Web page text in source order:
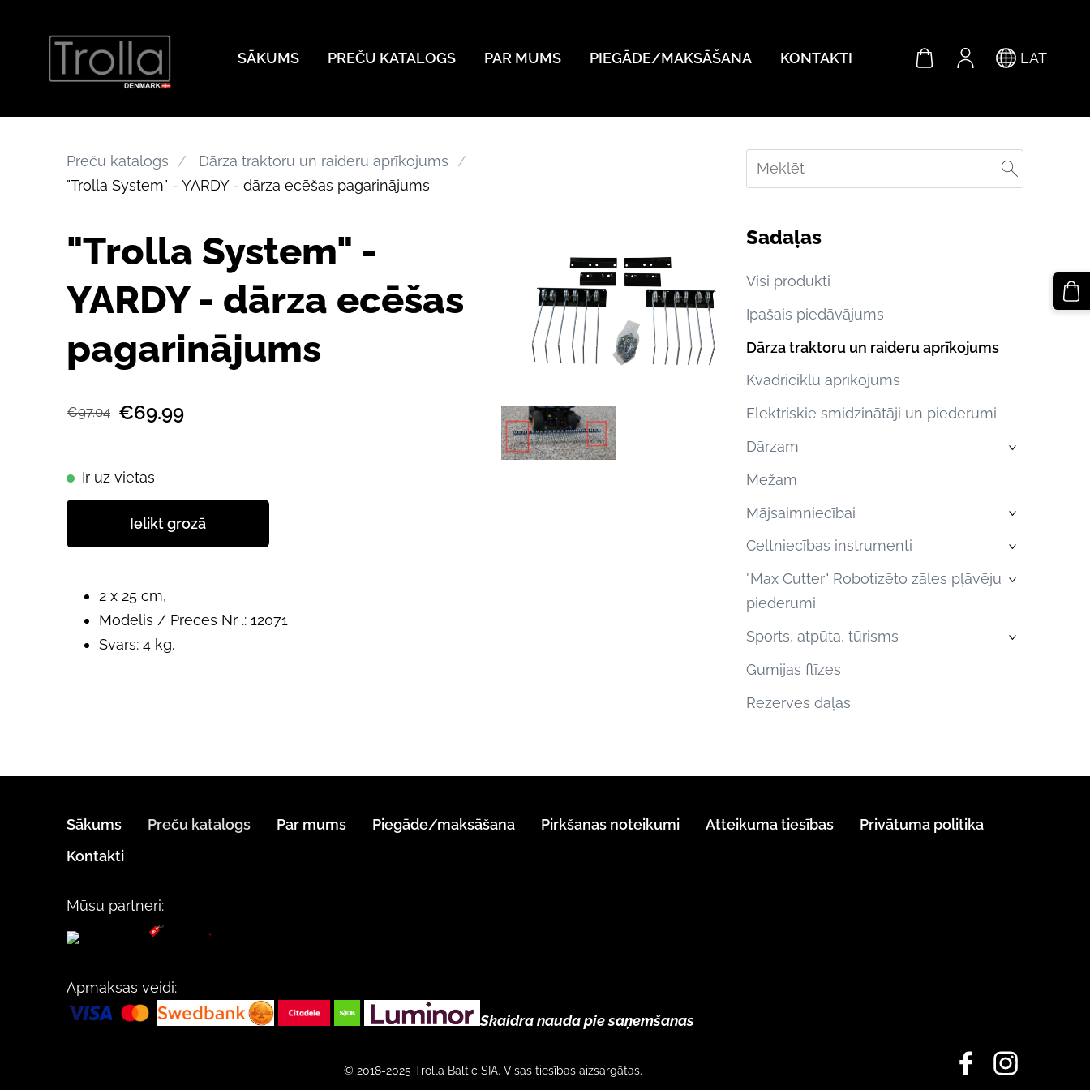
SĀKUMS PREČU KATALOGS PAR MUMS PIEGĀDE/MAKSĀŠANA KONTAKTI LAT
Sadaļas
Visi produkti
Īpašais piedāvājums
Dārza traktoru un raideru aprīkojums
Kvadriciklu aprīkojums
Elektriskie smidzinātāji un piederumi
Dārzam
›
Mežam
Mājsaimniecībai
›
Celtniecības instrumenti ›
"Max Cutter" Robotizēto zāles pļāvēju
piederumi
›
Sports, atpūta, tūrisms ›
Gumijas flīzes
Rezerves daļas
Preču katalogs
Dārza traktoru un raideru aprīkojums
"Trolla System" - YARDY - dārza ecēšas pagarinājums
"Trolla System" -
YARDY - dārza ecēšas
pagarinājums
€97.04 €69.99
Ir uz vietas
Ielikt grozā
2 x 25 cm,
Modelis / Preces Nr .: 12071
Svars: 4 kg.
Sākums Preču katalogs Par mums Piegāde/maksāšana Pirkšanas noteikumi Atteikuma tiesības
Privātuma politika
Kontakti
Mūsu partneri:
Apmaksas veidi:
Skaidra nauda pie saņemšanas
© 2018-2025 Trolla Baltic SIA. Visas tiesības aizsargātas.